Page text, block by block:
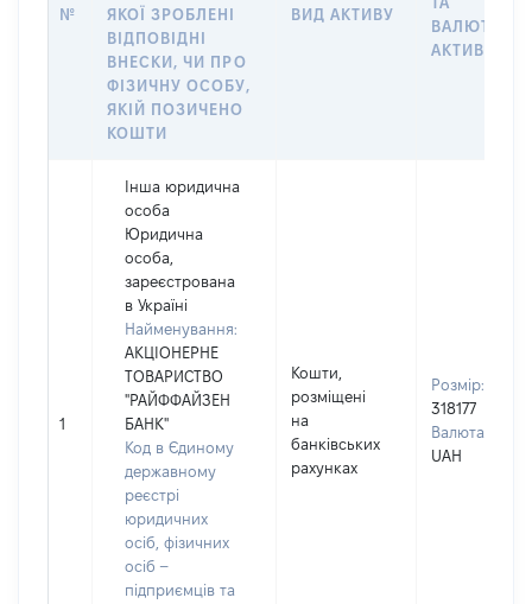
№
ЯКОЇ ЗРОБЛЕНІ
ВІДПОВІДНІ
ВНЕСКИ, ЧИ ПРО
ФІЗИЧНУ ОСОБУ,
ЯКІЙ ПОЗИЧЕНО
КОШТИ
ВИД АКТИВУ
ВАЛЮТА
АКТИВУ
1
Інша юридична
особа
Юридична
особа,
зареєстрована
в Україні
Найменування:
АКЦІОНЕРНЕ
ТОВАРИСТВО
"РАЙФФАЙЗЕН
БАНК"
Код в Єдиному
державному
реєстрі
юридичних
осіб, фізичних
осіб –
підприємців та
Кошти,
розміщені
на
банківських
рахунках
Розмір:
318177
Валюта:
UAH